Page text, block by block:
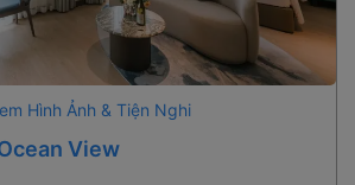
Hình Ảnh & Tiện Nghi
View